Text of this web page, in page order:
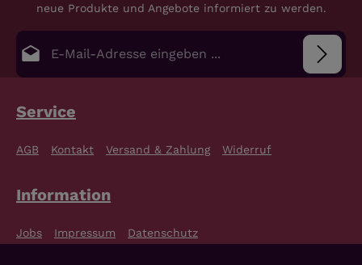
neue Produkte und Angebote informiert zu werden.
E-Mail-Adresse*
Ich habe dieDatenschutzbestimmungen
mit ihnen einverstanden.
Die mit einem Stern (*) markierten Felder sind
Service
AGB Kontakt Versand & Zahlung Widerruf
Information
Jobs Impressum Datenschutz